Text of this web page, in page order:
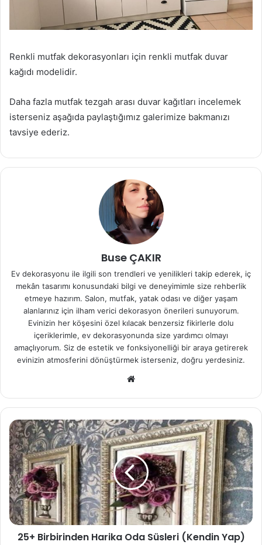
Renkli mutfak dekorasyonları için renkli mutfak duvar
kağıdı modelidir.
Daha fazla mutfak tezgah arası duvar kağıtları incelemek
isterseniz aşağıda paylaştığımız galerimize bakmanızı
tavsiye ederiz.
Buse ÇAKIR
Ev dekorasyonu ile ilgili son trendleri ve yenilikleri takip ederek, iç
mekân tasarımı konusundaki bilgi ve deneyimimle size rehberlik
etmeye hazırım. Salon, mutfak, yatak odası ve diğer yaşam
alanlarınız için ilham verici dekorasyon önerileri sunuyorum.
Evinizin her köşesini özel kılacak benzersiz fikirlerle dolu
içeriklerimle, ev dekorasyonunda size yardımcı olmayı
amaçlıyorum. Siz de estetik ve fonksiyonelliği bir araya getirerek
evinizin atmosferini dönüştürmek isterseniz, doğru yerdesiniz.
sit
esi
25+ Birbirinden Harika Oda Süsleri (Kendin Yap)